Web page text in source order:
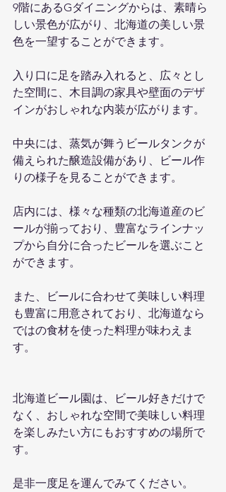
9階にあるGダイニングからは、素晴ら
しい景色が広がり、北海道の美しい景
色を一望することができます。
入り口に足を踏み入れると、広々とし
た空間に、木目調の家具や壁面のデザ
インがおしゃれな内装が広がります。
中央には、蒸気が舞うビールタンクが
備えられた醸造設備があり、ビール作
りの様子を見ることができます。
店内には、様々な種類の北海道産のビ
ールが揃っており、豊富なラインナッ
プから自分に合ったビールを選ぶこと
ができます。
また、ビールに合わせて美味しい料理
も豊富に用意されており、北海道なら
ではの食材を使った料理が味わえま
す。
北海道ビール園は、ビール好きだけで
なく、おしゃれな空間で美味しい料理
を楽しみたい方にもおすすめの場所で
す。
是非一度足を運んでみてください。